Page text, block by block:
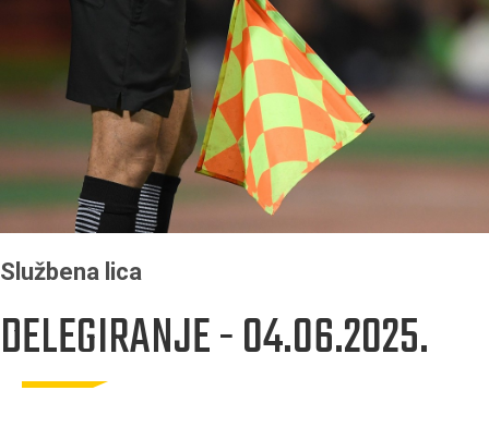
Službena lica
DELEGIRANJE - 04.06.2025.